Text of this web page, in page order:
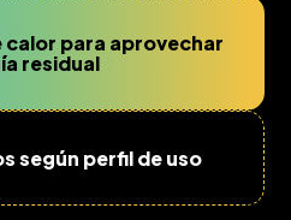
calor para aprovechar
residual
según perfil de uso